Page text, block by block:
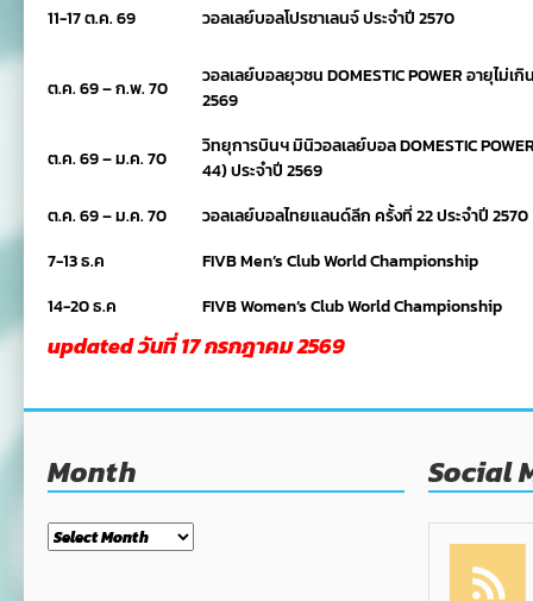
11-17 ต.ค. 69 วอลเลย์บอลโปรชาเลนจ์ ประจำปี 2570
ต.ค. 69 – ก.พ. 70
วอลเลย์บอลยุวชน DOMESTIC POWER อายุไม่เ
2569
ต.ค. 69 – ม.ค. 70
วิทยุการบินฯ มินิวอลเลย์บอล DOMESTIC
44) ประจำปี 2569
ต.ค. 69 – ม.ค. 70
วอลเลย์บอลไทยแลนด์ลีก ครั้งที่ 22 ประจำปี 2570
7-13 ธ.ค
FIVB Men’s Club World Championship
14-20 ธ.ค
FIVB Women’s Club World Championship
updated วันที่ 17 กรกฎาคม 2569
Month
Month
Social